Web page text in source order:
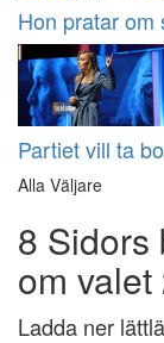
Hon pratar om
Partiet vill ta
Alla Väljare
8 Sidors
om valet
Ladda ner